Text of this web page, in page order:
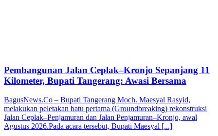
Pembangunan Jalan Ceplak–Kronjo Sepanjang 11
Kilometer, Bupati Tangerang: Awasi Bersama
BagusNews.Co – Bupati Tangerang Moch. Maesyal Rasyid,
melakukan peletakan batu pertama (Groundbreaking) rekonstruksi
Jalan Ceplak–Penjamuran dan Jalan Penjamuran–Kronjo, awal
Agustus 2026.Pada acara tersebut, Bupati Maesyal [...]